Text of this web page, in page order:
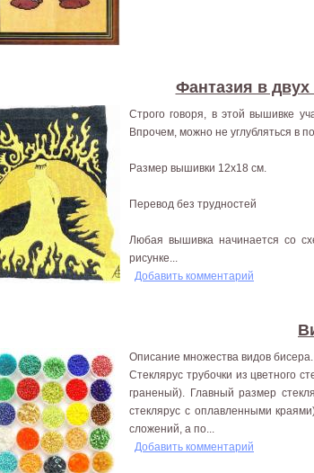
Фантазия в двух
Строго говоря, в этой вышивке
Впрочем, можно не углубляться в
Размер вышивки 12x18 см.
Перевод без трудностей
Любая вышивка начинается со
рисунке...
Добавить комментарий
Описание множества видов
Стеклярус трубочки из цветного
граненый). Главный размер
стеклярус с оплавленными
сложений, а по...
Добавить комментарий